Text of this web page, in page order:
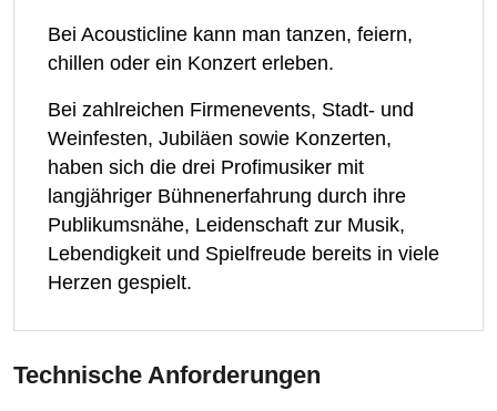
Bei Acousticline kann man tanzen, feiern,
chillen oder ein Konzert erleben.
Bei zahlreichen Firmenevents, Stadt- und
Weinfesten, Jubiläen sowie Konzerten,
haben sich die drei Profimusiker mit
langjähriger Bühnenerfahrung durch ihre
Publikumsnähe, Leidenschaft zur Musik,
Lebendigkeit und Spielfreude bereits in viele
Herzen gespielt.
Technische Anforderungen